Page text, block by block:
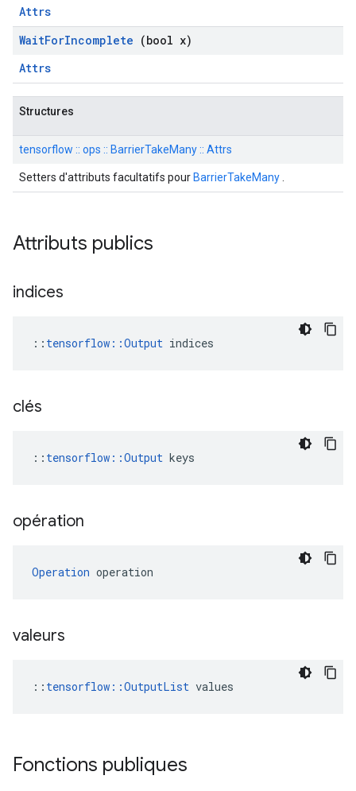
Attrs
WaitForIncomplete (bool x)
Attrs
Structures
tensorflow :: ops :: BarrierTakeMany :: Attrs
Setters d'attributs facultatifs pour BarrierTakeMany
Attributs publics
indices
:: tensorflow::Output indices
clés
:: tensorflow::Output keys
opération
Operation operation
valeurs
:: tensorflow::OutputList values
Fonctions publiques